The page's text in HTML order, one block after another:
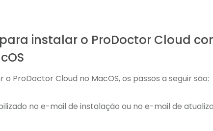
instalar o ProDoctor Cloud
ProDoctor Cloud no MacOS, os passos a seguir são:
no e-mail de instalação ou no e-mail de